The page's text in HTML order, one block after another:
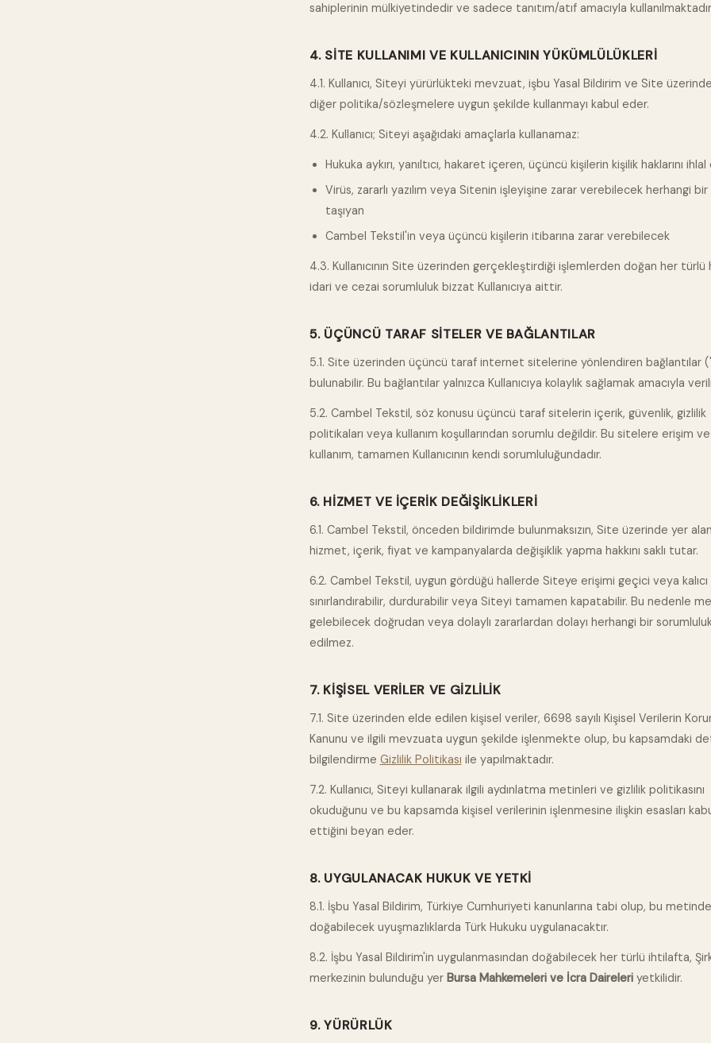
sahiplerinin mülkiyetindedir ve sadece tanıtım/atıf amacıyla
4. SITE KULLANIMI VE KULLANICININ YÜKÜMLÜLÜKLERI
4.1. Kullanıcı, Siteyi yürürlükteki mevzuat, işbu Yasal Bildirim ve Site
diğer politika/sözleşmelere uygun şekilde kullanmayı kabul eder.
4.2. Kullanıcı; Siteyi aşağıdaki amaçlarla kullanamaz:
Hukuka aykırı, yanıltıcı, hakaret içeren, üçüncü kişilerin kişilik haklarını
Virüs, zararlı yazılım veya Sitenin işleyişine zarar verebilecek herhangi bir
taşıyan
Cambel Tekstil'in veya üçüncü kişilerin itibarına zarar verebilecek
4.3. Kullanıcının Site üzerinden gerçekleştirdiği işlemlerden doğan her türlü
idari ve cezai sorumluluk bizzat Kullanıcıya aittir.
5. ÜÇÜNCÜ TARAF SITELER VE BAĞLANTILAR
5.1. Site üzerinden üçüncü taraf internet sitelerine yönlendiren bağlantılar
bulunabilir. Bu bağlantılar yalnızca Kullanıcıya kolaylık sağlamak amacıyla
5.2. Cambel Tekstil, söz konusu üçüncü taraf sitelerin içerik, güvenlik, gizlilik
politikaları veya kullanım koşullarından sorumlu değildir. Bu sitelere erişim ve
kullanım, tamamen Kullanıcının kendi sorumluluğundadır.
6. HIZMET VE İÇERIK DEĞIŞIKLIKLERI
6.1. Cambel Tekstil, önceden bildirimde bulunmaksızın, Site üzerinde yer
hizmet, içerik, fiyat ve kampanyalarda değişiklik yapma hakkını saklı tutar.
6.2. Cambel Tekstil, uygun gördüğü hallerde Siteye erişimi geçici veya kalıcı
sınırlandırabilir, durdurabilir veya Siteyi tamamen kapatabilir. Bu nedenle
gelebilecek doğrudan veya dolaylı zararlardan dolayı herhangi bir
edilmez.
7. KIŞISEL VERILER VE GIZLILIK
7.1. Site üzerinden elde edilen kişisel veriler, 6698 sayılı Kişisel Verilerin
Kanunu ve ilgili mevzuata uygun şekilde işlenmekte olup, bu kapsamdaki
bilgilendirme Gizlilik Politikası ile yapılmaktadır.
7.2. Kullanıcı, Siteyi kullanarak ilgili aydınlatma metinleri ve gizlilik politikasını
okuduğunu ve bu kapsamda kişisel verilerinin işlenmesine ilişkin esasları
ettiğini beyan eder.
8. UYGULANACAK HUKUK VE YETKI
8.1. İşbu Yasal Bildirim, Türkiye Cumhuriyeti kanunlarına tabi olup, bu
doğabilecek uyuşmazlıklarda Türk Hukuku uygulanacaktır.
8.2. İşbu Yasal Bildirim'in uygulanmasından doğabilecek her türlü ihtilafta,
merkezinin bulunduğu yer Bursa Mahkemeleri ve İcra Daireleriyetkilidir.
9. YÜRÜRLÜK